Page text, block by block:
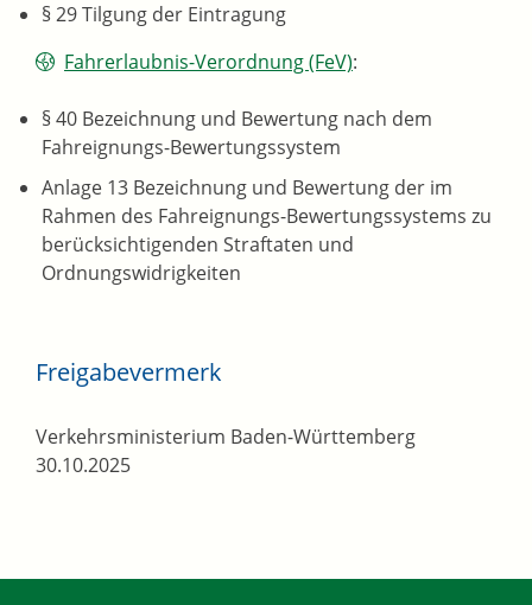
§ 29 Tilgung der Eintragung
Fahrerlaubnis-Verordnung (FeV):
§ 40 Bezeichnung und Bewertung nach dem
Fahreignungs-Bewertungssystem
Anlage 13 Bezeichnung und Bewertung der im
Rahmen des Fahreignungs-Bewertungssystems zu
berücksichtigenden Straftaten und
Ordnungswidrigkeiten
Freigabevermerk
Verkehrsministerium Baden-Württemberg
30.10.2025